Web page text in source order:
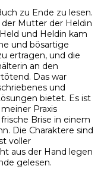
zu Ende zu lesen.
Mutter der Heldin
und Heldin kam
und bösartige
ertragen, und die
an den
Das war
und
bietet. Es ist
Praxis
Brise in einem
Die Charaktere sind
voller
aus der Hand legen
gelesen.